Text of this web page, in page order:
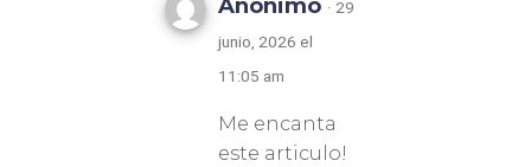
Anónimo · 29
junio, 2026 el
11:05 am
Me encanta
este articulo!